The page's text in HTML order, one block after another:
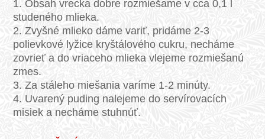
1. Obsah vrecka dobre rozmiešame v cca 0,1 l
studeného mlieka.
2. Zvyšné mlieko dáme variť, pridáme 2-3
polievkové lyžice kryštálového cukru, necháme
zovrieť a do vriaceho mlieka vlejeme rozmiešanú
zmes.
3. Za stáleho miešania varíme 1-2 minúty.
4. Uvarený puding nalejeme do servírovacích
misiek a necháme stuhnúť.